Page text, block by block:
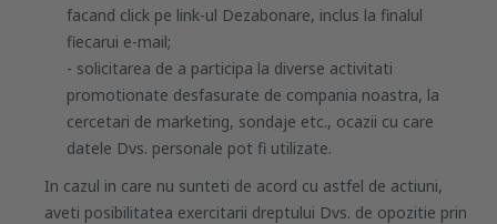
facand click pe link-ul Dezabonare, inclus la finalul
fiecarui e-mail;
- solicitarea de a participa la diverse activitati
promotionate desfasurate de compania noastra, la
cercetari de marketing, sondaje etc., ocazii cu care
datele Dvs. personale pot fi utilizate.
In cazul in care nu sunteti de acord cu astfel de actiuni,
aveti posibilitatea exercitarii dreptului Dvs. de opozitie prin